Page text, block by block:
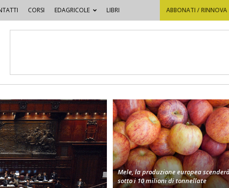
CORSI EDAGRICOLE LIBRI ABBONATI / RINNOVA
Mele, la produzione europea
sotto i 10 milioni di tonnellate